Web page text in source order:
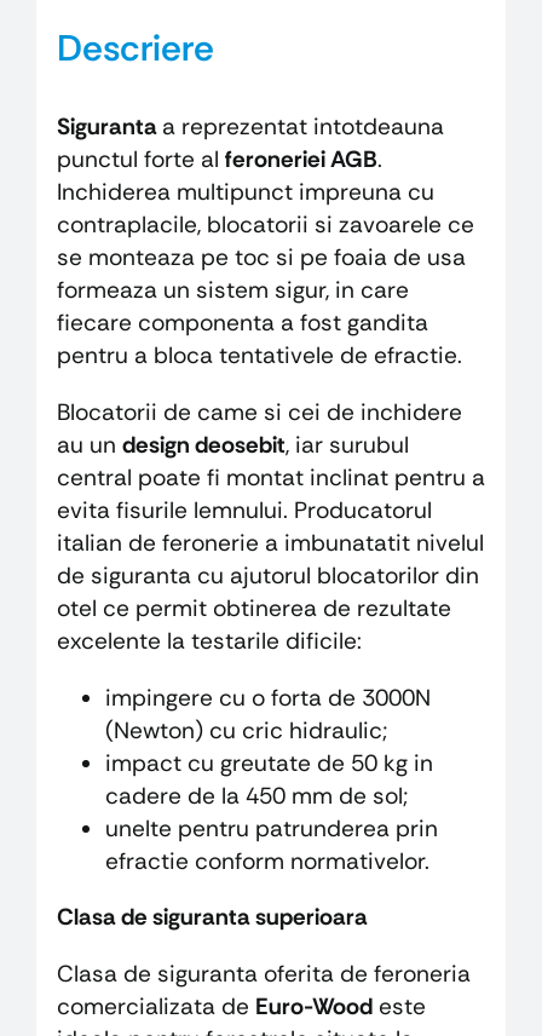
Descriere
Siguranta a reprezentat intotdeauna
punctul forte al feroneriei AGB.
Inchiderea multipunct impreuna cu
contraplacile, blocatorii si zavoarele ce
se monteaza pe toc si pe foaia de usa
formeaza un sistem sigur, in care
fiecare componenta a fost gandita
pentru a bloca tentativele de efractie.
Blocatorii de came si cei de inchidere
au un design deosebit, iar surubul
central poate fi montat inclinat pentru a
evita fisurile lemnului. Producatorul
italian de feronerie a imbunatatit nivelul
de siguranta cu ajutorul blocatorilor din
otel ce permit obtinerea de rezultate
excelente la testarile dificile:
impingere cu o forta de 3000N
(Newton) cu cric hidraulic;
impact cu greutate de 50 kg in
cadere de la 450 mm de sol;
unelte pentru patrunderea prin
efractie conform normativelor.
Clasa de siguranta superioara
Clasa de siguranta oferita de feroneria
comercializata de Euro-Woodeste